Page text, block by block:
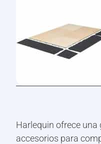
Harlequin ofrece
accesorios para